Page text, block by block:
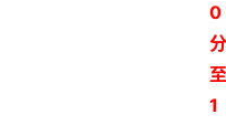
0
分
至
1